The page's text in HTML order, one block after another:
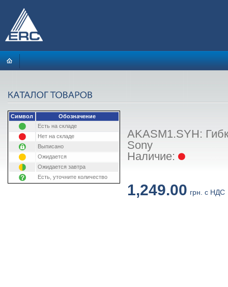
Символ
Обозначение
Есть на складе
Нет на складе
Выписано
Ожидается
Ожидается завтра
Есть, уточните количество
AKASM1.SYH:
Sony
Наличие:
1,249.00 грн. с НДС